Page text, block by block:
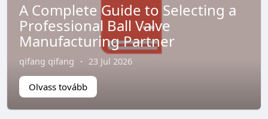
A Complete Guide to Selecting a
Professional Ball Valve
Manufacturing Partner
qifang qifang · 23 Jul 2026
Olvass tovább